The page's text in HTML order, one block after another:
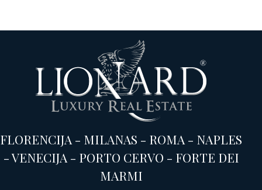
FLORENCIJA - MILANAS - ROMA - NAPLES
-VENECIJA - PORTO CERVO - FORTE DEI
MARMI